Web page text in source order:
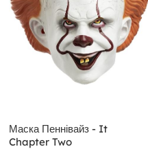
Маска Пеннівайз - It
Chapter Two